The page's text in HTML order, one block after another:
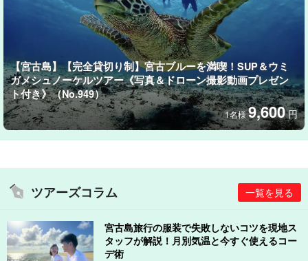
写真データ無料プレゼント
ツアー中はガイドが専用の防水カメラで皆様のお写真を撮影し、
データを無料でプレゼント致します！
【宮古島】【完全貸切り制】宮古ブルーを満喫！SUP＆ウミ
ガメシュノーケルツアー《写真＆ドローン撮影動画プレゼン
ト付き》（No.949）
1名様9,600 円
ツアーズコラム 一覧を見る
宮古島旅行の服装で失敗しないコツを現地ス
タッフが解説！月別気温と今すぐ使えるコー
デ術